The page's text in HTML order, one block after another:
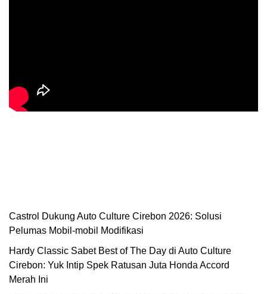
Castrol Dukung Auto Culture Cirebon 2026: Solusi
Pelumas Mobil-mobil Modifikasi
Hardy Classic Sabet Best of The Day di Auto Culture
Cirebon: Yuk Intip Spek Ratusan Juta Honda Accord
Merah Ini